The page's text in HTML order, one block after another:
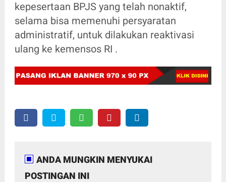
kepesertaan BPJS yang telah nonaktif,
selama bisa memenuhi persyaratan
administratif, untuk dilakukan reaktivasi
ulang ke kemensos RI .
ANDA MUNGKIN MENYUKAI
POSTINGAN INI